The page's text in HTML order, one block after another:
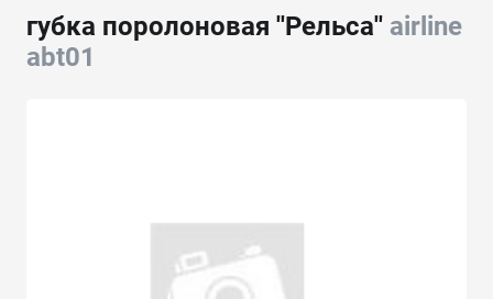
губка поролоновая ''Рельса'' airline
abt01